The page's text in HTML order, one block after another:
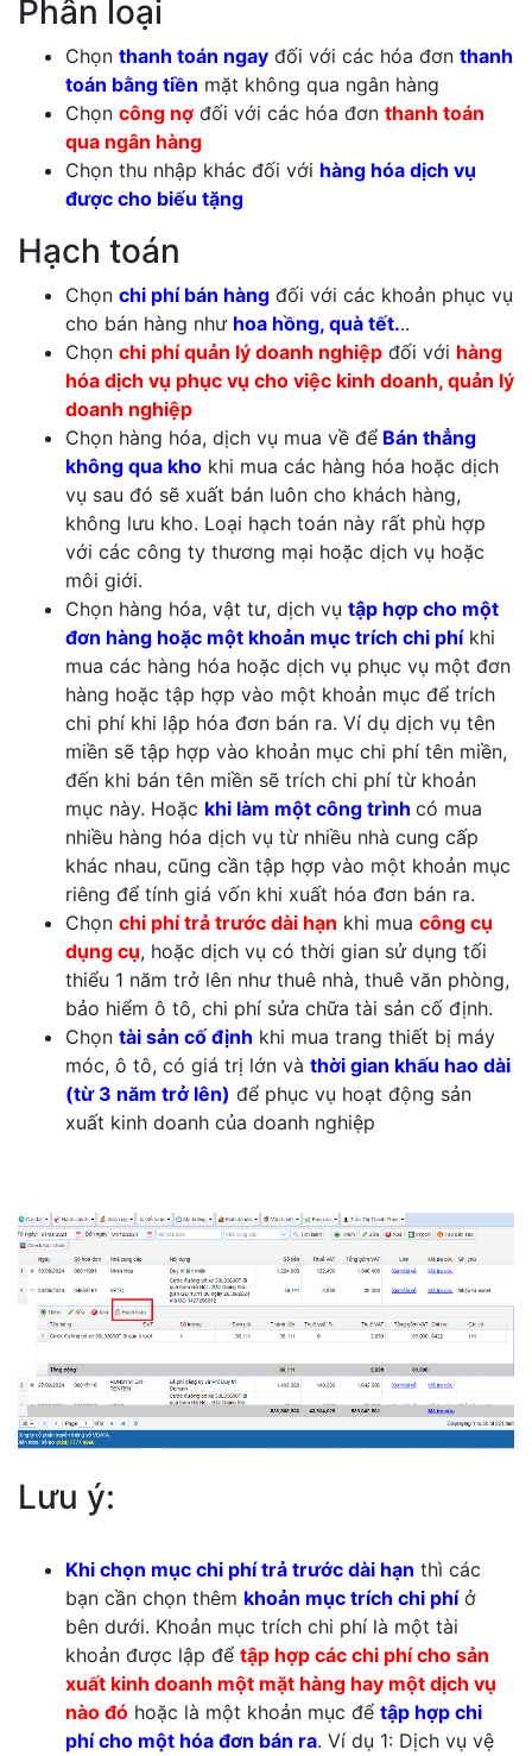
Phân loại
Chọn thanh toán ngay đối với các hóa đơn thanh
toán bằng tiền mặt không qua ngân hàng
Chọn công nợ đối với các hóa đơn thanh toán
qua ngân hàng
Chọn thu nhập khác đối với hàng hóa dịch vụ
được cho biếu tặng
Hạch toán
Chọn chi phí bán hàng đối với các khoản phục vụ
cho bán hàng như hoa hồng, quà tết...
Chọn chi phí quản lý doanh nghiệp đối với hàng
hóa dịch vụ phục vụ cho việc kinh doanh, quản lý
doanh nghiệp
Chọn hàng hóa, dịch vụ mua về để Bán thẳng
không qua kho khi mua các hàng hóa hoặc dịch
vụ sau đó sẽ xuất bán luôn cho khách hàng,
không lưu kho. Loại hạch toán này rất phù hợp
với các công ty thương mại hoặc dịch vụ hoặc
môi giới.
Chọn hàng hóa, vật tư, dịch vụ tập hợp cho một
đơn hàng hoặc một khoản mục trích chi phíkhi
mua các hàng hóa hoặc dịch vụ phục vụ một đơn
hàng hoặc tập hợp vào một khoản mục để trích
chi phí khi lập hóa đơn bán ra. Ví dụ dịch vụ tên
miền sẽ tập hợp vào khoản mục chi phí tên miền,
đến khi bán tên miền sẽ trích chi phí từ khoản
mục này. Hoặc khi làm một công trình có mua
nhiều hàng hóa dịch vụ từ nhiều nhà cung cấp
khác nhau, cũng cần tập hợp vào một khoản mục
riêng để tính giá vốn khi xuất hóa đơn bán ra.
Chọn chi phí trả trước dài hạn khi mua công cụ
dụng cụ, hoặc dịch vụ có thời gian sử dụng tối
thiểu 1 năm trở lên như thuê nhà, thuê văn phòng,
bảo hiểm ô tô, chi phí sửa chữa tài sản cố định.
Chọn tài sản cố định khi mua trang thiết bị máy
móc, ô tô, có giá trị lớn và thời gian khấu hao dài
(từ 3 năm trở lên) để phục vụ hoạt động sản
xuất kinh doanh của doanh nghiệp
Lưu ý:
Khi chọn mục chi phí trả trước dài hạn thì các
bạn cần chọn thêm khoản mục trích chi phíở
bên dưới. Khoản mục trích chi phí là một tài
khoản được lập để tập hợp các chi phí cho sản
xuất kinh doanh một mặt hàng hay một dịch vụ
nào đó hoặc là một khoản mục để tập hợp chi
phí cho một hóa đơn bán ra. Ví dụ 1: Dịch vụ vệ